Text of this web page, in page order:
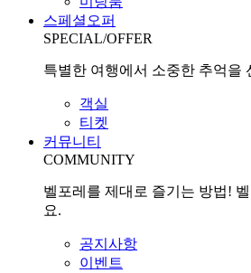
스페셜오퍼
SPECIAL/OFFER
특별한 여행에서 소중한 추억을
객실
티켓
커뮤니티
COMMUNITY
벨포레를 제대로 즐기는 방법!
요.
공지사항
이벤트